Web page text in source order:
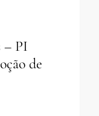
– PI
de